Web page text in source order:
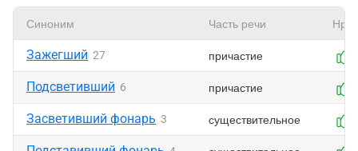
Синоним Часть речи
Зажегший 27 причастие
Подсветивший 6 причастие
Засветивший фонарь 3 существительное